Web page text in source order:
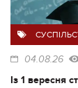
04.08.26
Із 1 вересня